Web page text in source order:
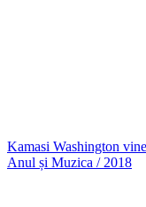
Kamasi Washington
Anul și Muzica / 2018